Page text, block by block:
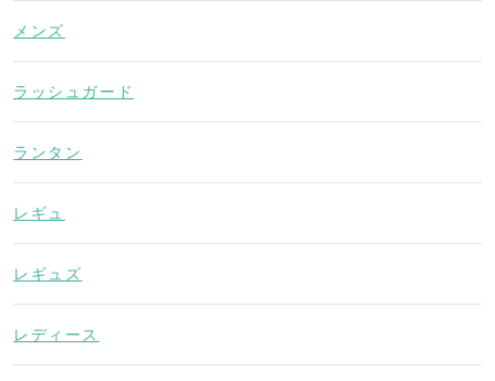
メンズ
ラッシュガード
ランタン
レギュ
レギュズ
レディース